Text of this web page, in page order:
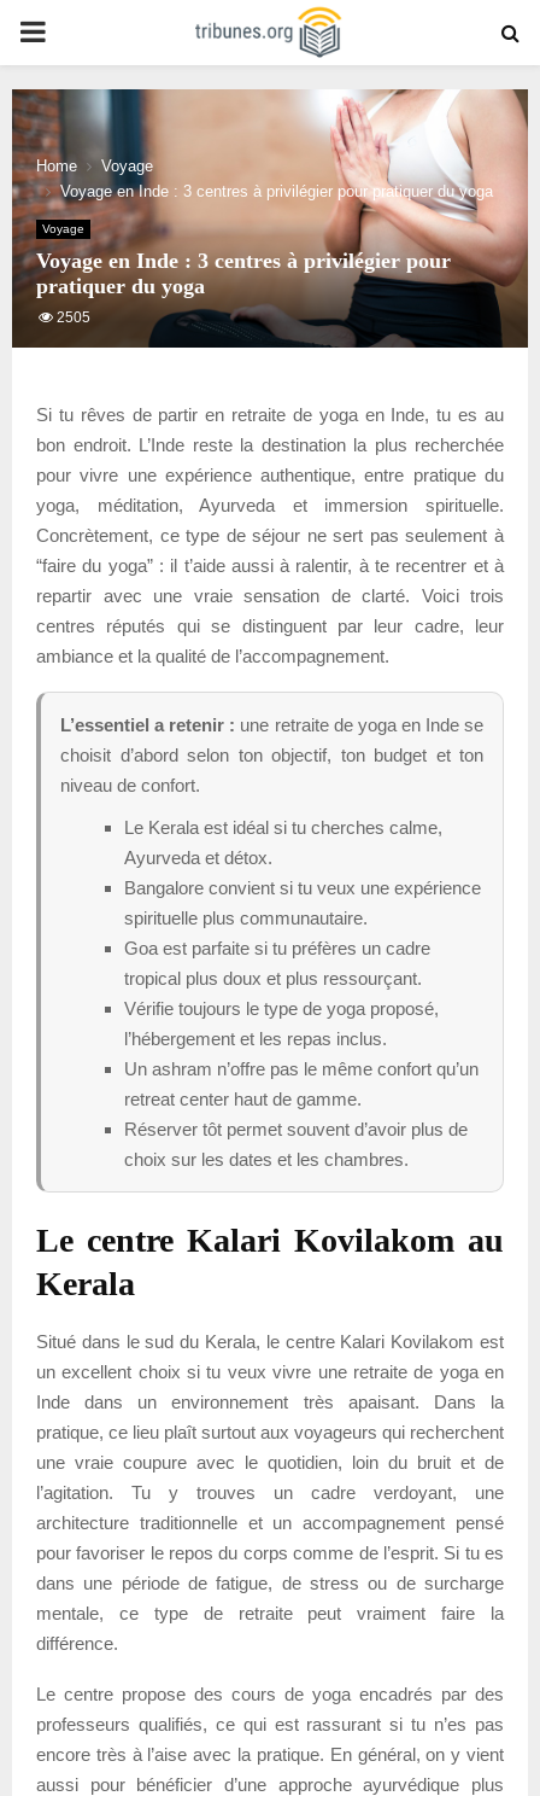
PRIMARY
MENU
Home
Voyage
Voyage en Inde : 3 centres à privilégier pour pratiquer du yoga
Voyage
Voyage en Inde : 3 centres à privilégier pour
pratiquer du yoga
2505
Si tu rêves de partir en retraite de yoga en Inde, tu es au
bon endroit. L’Inde reste la destination la plus recherchée
pour vivre une expérience authentique, entre pratique du
yoga, méditation, Ayurveda et immersion spirituelle.
Concrètement, ce type de séjour ne sert pas seulement à
“faire du yoga” : il t’aide aussi à ralentir, à te recentrer et à
repartir avec une vraie sensation de clarté. Voici trois
centres réputés qui se distinguent par leur cadre, leur
ambiance et la qualité de l’accompagnement.
L’essentiel a retenir : une retraite de yoga en Inde se
choisit d’abord selon ton objectif, ton budget et ton
niveau de confort.
Le Kerala est idéal si tu cherches calme,
Ayurveda et détox.
Bangalore convient si tu veux une expérience
spirituelle plus communautaire.
Goa est parfaite si tu préfères un cadre
tropical plus doux et plus ressourçant.
Vérifie toujours le type de yoga proposé,
l’hébergement et les repas inclus.
Un ashram n’offre pas le même confort qu’un
retreat center haut de gamme.
Réserver tôt permet souvent d’avoir plus de
choix sur les dates et les chambres.
Le centre Kalari Kovilakom au
Kerala
Situé dans le sud du Kerala, le centre Kalari Kovilakom est
un excellent choix si tu veux vivre une retraite de yoga en
Inde dans un environnement très apaisant. Dans la
pratique, ce lieu plaît surtout aux voyageurs qui recherchent
une vraie coupure avec le quotidien, loin du bruit et de
l’agitation. Tu y trouves un cadre verdoyant, une
architecture traditionnelle et un accompagnement pensé
pour favoriser le repos du corps comme de l’esprit. Si tu es
dans une période de fatigue, de stress ou de surcharge
mentale, ce type de retraite peut vraiment faire la
différence.
Le centre propose des cours de yoga encadrés par des
professeurs qualifiés, ce qui est rassurant si tu n’es pas
encore très à l’aise avec la pratique. En général, on y vient
aussi pour bénéficier d’une approche ayurvédique plus